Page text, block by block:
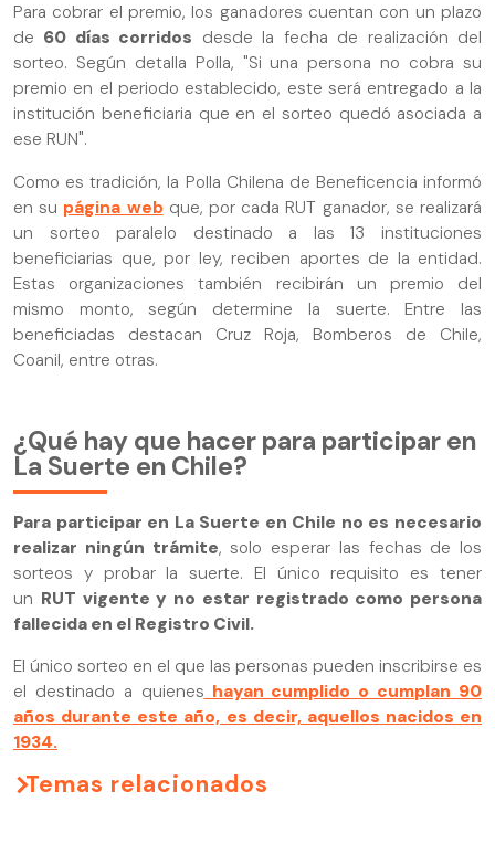
Para cobrar el premio, los ganadores cuentan con un plazo
de 60 días corridos desde la fecha de realización del
sorteo. Según detalla Polla, "Si una persona no cobra su
premio en el periodo establecido, este será entregado a la
institución beneficiaria que en el sorteo quedó asociada a
ese RUN".
Como es tradición, la Polla Chilena de Beneficencia informó
en su página web que, por cada RUT ganador, se realizará
un sorteo paralelo destinado a las 13 instituciones
beneficiarias que, por ley, reciben aportes de la entidad.
Estas organizaciones también recibirán un premio del
mismo monto, según determine la suerte. Entre las
beneficiadas destacan Cruz Roja, Bomberos de Chile,
Coanil, entre otras.
¿Qué hay que hacer para participar en
La Suerte en Chile?
Para participar en La Suerte en Chile no es necesario
realizar ningún trámite, solo esperar las fechas de los
sorteos y probar la suerte. El único requisito es tener
un RUT vigente y no estar registrado como persona
fallecida en el Registro Civil.
El único sorteo en el que las personas pueden inscribirse es
el destinado a quienes hayan cumplido o cumplan 90
años durante este año, es decir, aquellos nacidos en
1934.
Temas relacionados